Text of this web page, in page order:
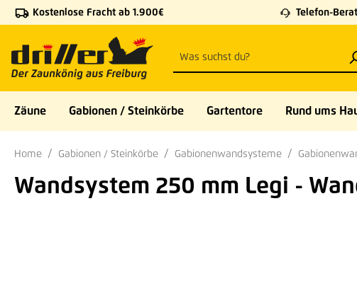
Hauptinhalt springen
Zur Suche springen
Zur Hauptnavigation springen
Kostenlose Fracht ab 1.900€ Telefon-
Zäune Gabionen / Steinkörbe Gartentore Rund ums
Home Gabionen / Steinkörbe Gabionenwandsysteme
Wandsystem 250 mm Legi -